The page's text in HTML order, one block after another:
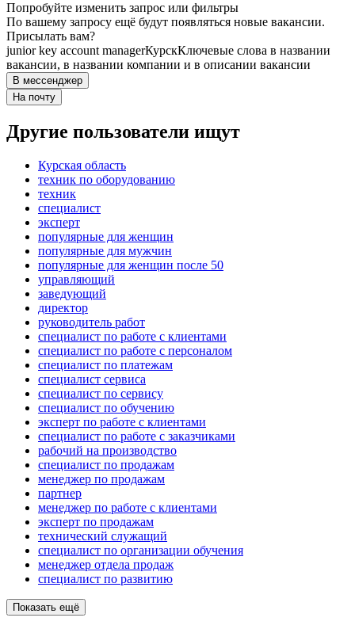
Попробуйте изменить запрос или фильтры
По вашему запросу ещё будут появляться новые вакансии.
Присылать вам?
junior key account managerКурскКлючевые слова в названии
вакансии, в названии компании и в описании вакансии
В мессенджер
На почту
Другие пользователи ищут
Курская область
техник по оборудованию
техник
специалист
эксперт
популярные для женщин
популярные для мужчин
популярные для женщин после 50
управляющий
заведующий
директор
руководитель работ
специалист по работе с клиентами
специалист по работе с персоналом
специалист по платежам
специалист сервиса
специалист по сервису
специалист по обучению
эксперт по работе с клиентами
специалист по работе с заказчиками
рабочий на производство
специалист по продажам
менеджер по продажам
партнер
менеджер по работе с клиентами
эксперт по продажам
технический служащий
специалист по организации обучения
менеджер отдела продаж
специалист по развитию
Показать ещё